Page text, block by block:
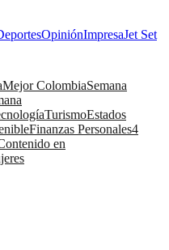
OpiniónImpresaJet Set
Mejor ColombiaSemana
TurismoEstados
Finanzas Personales4
en